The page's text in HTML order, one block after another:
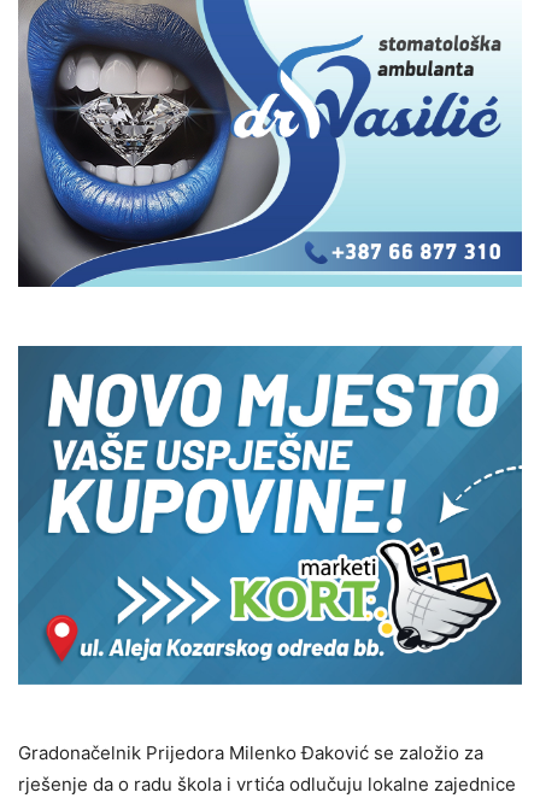
Gradonačelnik Prijedora Milenko Đaković se založio za
rješenje da o radu škola i vrtića odlučuju lokalne zajednice